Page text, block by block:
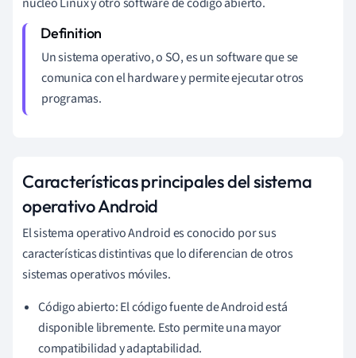
Un sistema operativo, o SO, es un software que se
comunica con el hardware y permite ejecutar otros
programas.
Características principales del sistema
operativo Android
El sistema operativo Android es conocido por sus
características distintivas que lo diferencian de otros
sistemas operativos móviles.
Código abierto: El código fuente de Android está
disponible libremente. Esto permite una mayor
compatibilidad y adaptabilidad.